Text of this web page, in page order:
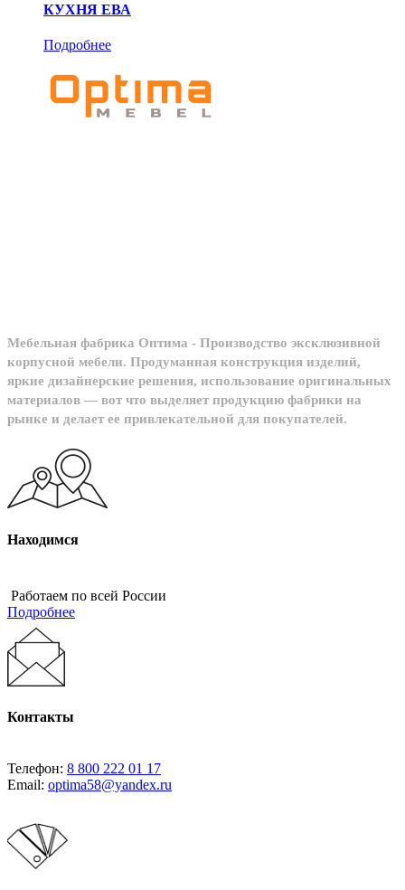
КУХНЯ ЕВА
Подробнее
Мебельная фабрика Оптима - Производство эксклюзивной
корпусной мебели. Продуманная конструкция изделий,
яркие дизайнерские решения, использование оригинальных
материалов — вот что выделяет продукцию фабрики на
рынке и делает ее привлекательной для покупателей.
Находимся
Работаем по всей России
Подробнее
Контакты
Телефон: 8 800 222 01 17
Email: optima58@yandex.ru